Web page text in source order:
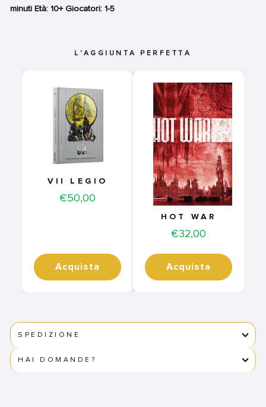
minuti Età: 10+ Giocatori: 1-5
L'AGGIUNTA PERFETTA
VII LEGIO
Price
€50,00
Acquista
HOT WAR
Price
€32,00
Acquista
SPEDIZIONE
HAI DOMANDE?